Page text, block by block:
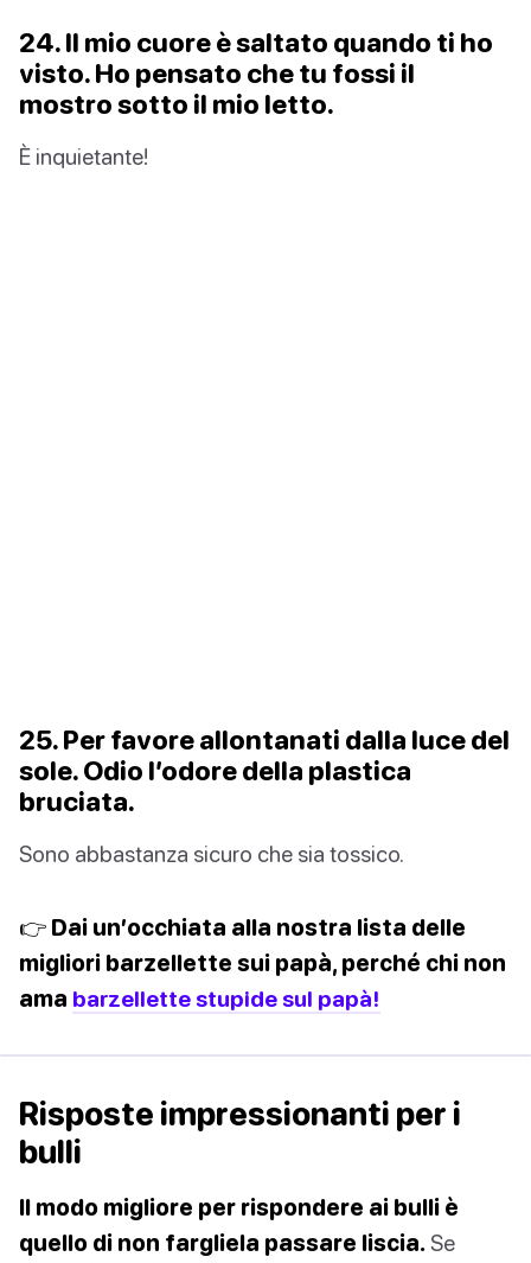
24. Il mio cuore è saltato quando ti ho
visto. Ho pensato che tu fossi il
mostro sotto il mio letto.
È inquietante!
25. Per favore allontanati dalla luce del
sole. Odio l’odore della plastica
bruciata.
Sono abbastanza sicuro che sia tossico.
👉 Dai un’occhiata alla nostra lista delle
migliori barzellette sui papà, perché chi non
ama barzellette stupide sul papà!
Risposte impressionanti per i
bulli
Il modo migliore per rispondere ai bulli è
quello di non fargliela passare liscia. Se